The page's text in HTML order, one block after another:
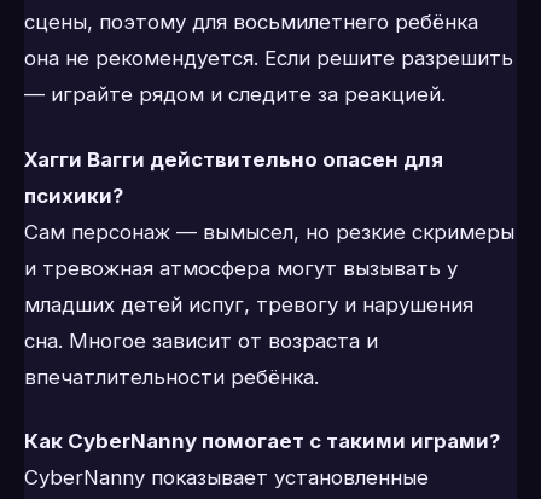
сцены, поэтому для восьмилетнего ребёнка
она не рекомендуется. Если решите разрешить
— играйте рядом и следите за реакцией.
Хагги Вагги действительно опасен для
психики?
Сам персонаж — вымысел, но резкие скримеры
и тревожная атмосфера могут вызывать у
младших детей испуг, тревогу и нарушения
сна. Многое зависит от возраста и
впечатлительности ребёнка.
Как CyberNanny помогает с такими играми?
CyberNanny показывает установленные